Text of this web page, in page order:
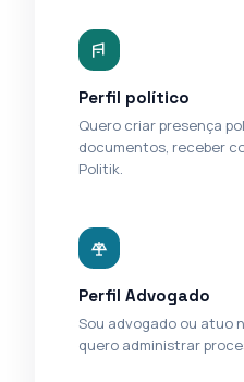
Perfil político
Quero criar presença
documentos, receber
Politik.
Perfil Advogado
Sou advogado ou atuo
quero administrar